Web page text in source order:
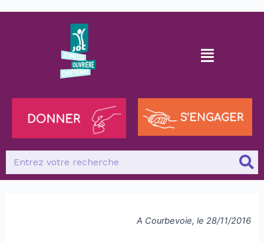
A Courbevoie, le 28/11/2016